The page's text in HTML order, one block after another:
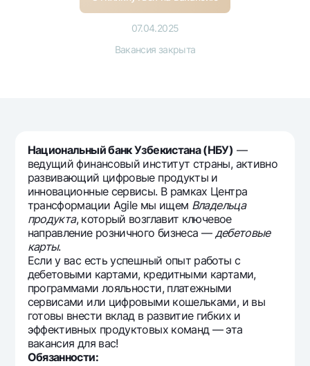
До востребования USD
Золотой депозит
Часто задаваемые вопросы
Ищите по сайту
Найти
Полезные ссылки
Часто задаваемые вопросы
Пресс-центр
Офисы и банкоматы
Согласие на обработку персональных данных
07.04.2025
Вакансия закрыта
Национальный банк Узбекистана (НБУ) —
ведущий финансовый институт страны, активно
развивающий цифровые продукты и
инновационные сервисы. В рамках Центра
трансформации Agile мы ищем Владельца
продукта, который возглавит ключевое
направление розничного бизнеса — дебетовые
карты.
Если у вас есть успешный опыт работы с
дебетовыми картами, кредитными картами,
программами лояльности, платежными
сервисами или цифровыми кошельками, и вы
готовы внести вклад в развитие гибких и
эффективных продуктовых команд — эта
вакансия для вас!
Обязанности: